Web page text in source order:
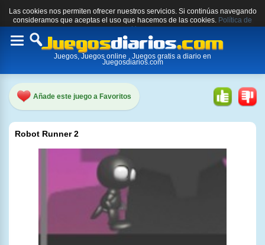
Las cookies nos permiten ofrecer nuestros servicios. Si continúas navegando
consideramos que aceptas el uso que hacemos de las cookies. Política de
cookies.
Toggle
Juegos, Juegos online , Juegos gratis a diario en
Juegosdiarios.com
Añade este juego a Favoritos
Robot Runner 2